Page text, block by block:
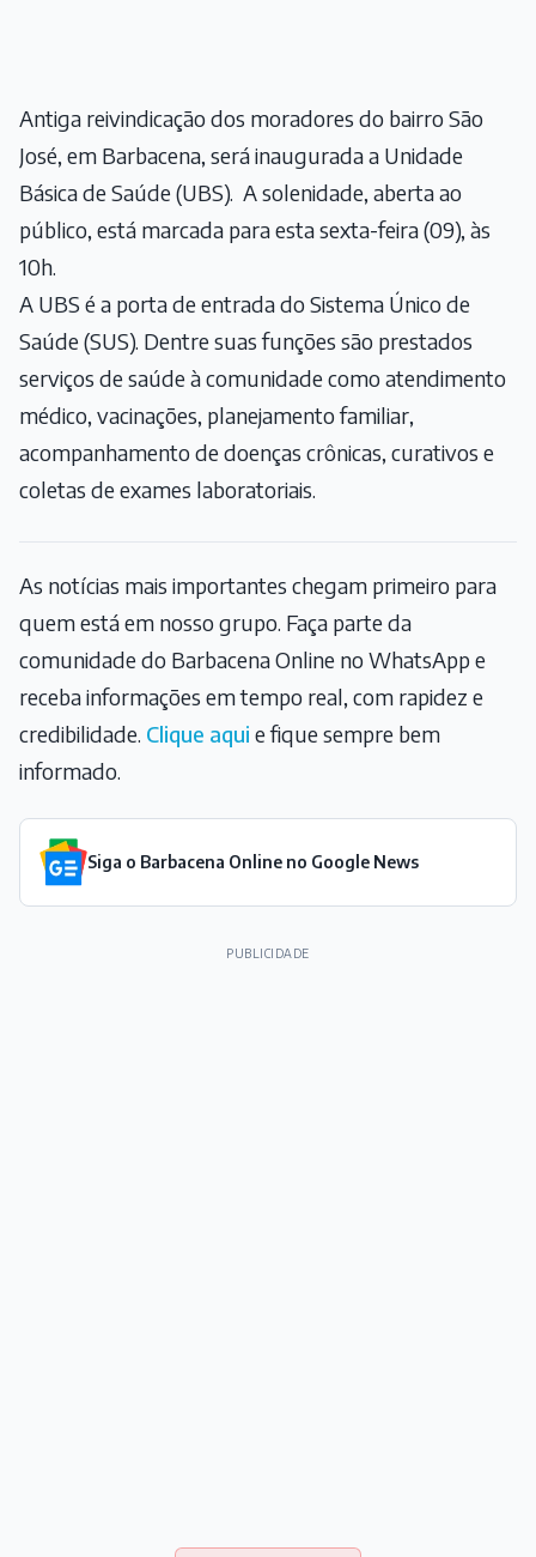
Antiga reivindicação dos moradores do bairro São
José, em Barbacena, será inaugurada a Unidade
Básica de Saúde (UBS). A solenidade, aberta ao
público, está marcada para esta sexta-feira (09), às
10h.
A UBS é a porta de entrada do Sistema Único de
Saúde (SUS). Dentre suas funções são prestados
serviços de saúde à comunidade como atendimento
médico, vacinações, planejamento familiar,
acompanhamento de doenças crônicas, curativos e
coletas de exames laboratoriais.
As notícias mais importantes chegam primeiro para
quem está em nosso grupo. Faça parte da
comunidade do Barbacena Online no WhatsApp e
receba informações em tempo real, com rapidez e
credibilidade. Clique aqui e fique sempre bem
informado.
Siga o Barbacena Online no Google News
PUBLICIDADE